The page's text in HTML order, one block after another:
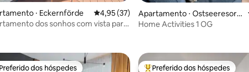
média de 5, 62 avaliações
⋅ Eckernförde 4,95 de uma avaliação média de 5, 37
4,95 (37)
dos sonhos com vista para
Apartamento ⋅ Ostseeresort
Olpenitz
Home Activities 1 OG
Preferido dos hóspedes Preferido dos hóspedes